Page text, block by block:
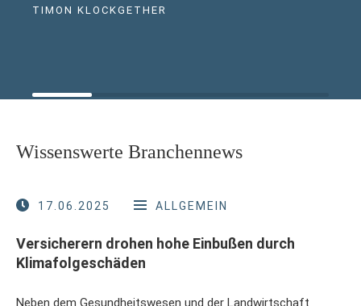
TIMON KLOCKGETHER
Wissenswerte Branchennews
17.06.2025 ALLGEMEIN
Versicherern drohen hohe Einbußen durch
Klimafolgeschäden
Neben dem Gesundheitswesen und der Landwirtschaft